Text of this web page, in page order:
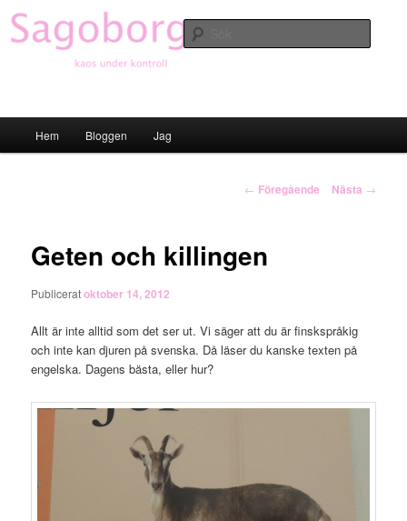
Hoppa
till
primärt
Hem Bloggen Jag
Inläggsnavigering
← Föregående Nästa →
Geten och killingen
Publiceratoktober 14, 2012
Allt är inte alltid som det ser ut. Vi säger att du är finskspråkig
och inte kan djuren på svenska. Då läser du kanske texten på
engelska. Dagens bästa, eller hur?